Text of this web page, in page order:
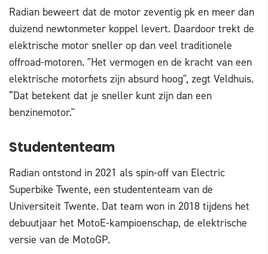
Radian beweert dat de motor zeventig pk en meer dan
duizend newtonmeter koppel levert. Daardoor trekt de
elektrische motor sneller op dan veel traditionele
offroad-motoren. "Het vermogen en de kracht van een
elektrische motorfiets zijn absurd hoog", zegt Veldhuis.
“Dat betekent dat je sneller kunt zijn dan een
benzinemotor."
Studententeam
Radian ontstond in 2021 als spin-off van Electric
Superbike Twente, een studententeam van de
Universiteit Twente. Dat team won in 2018 tijdens het
debuutjaar het MotoE-kampioenschap, de elektrische
versie van de MotoGP.